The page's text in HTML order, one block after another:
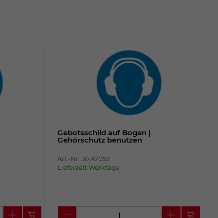
Gebotsschild auf Bogen |
Gehörschutz benutzen
Art.-Nr. 30.A7052
Lieferzeit Werktage